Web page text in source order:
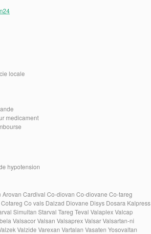
locale
medicament
hypotension
Cardival Co-diovan Co-diovane Co-tareg
Co vals Dalzad Diovane Disys Dosara Kalpress
Simultan Starval Tareg Teval Valaplex Valcap
Valsacor Valsan Valsaprex Valsar Valsartan-ni
Valzide Varexan Vartalan Vasaten Yosovaltan